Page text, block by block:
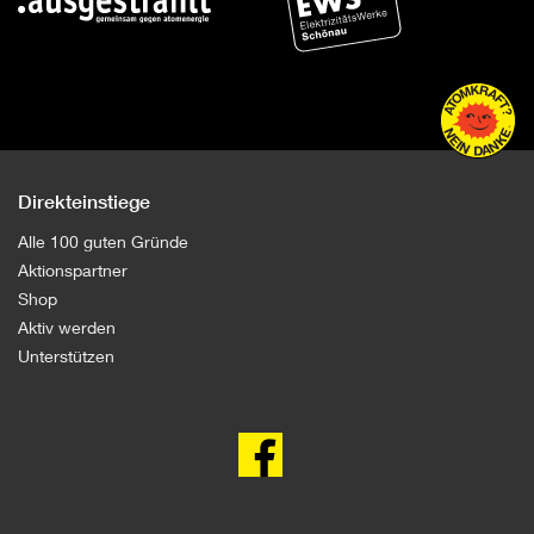
Direkteinstiege
Alle 100 guten Gründe
Aktionspartner
Shop
Aktiv werden
Unterstützen